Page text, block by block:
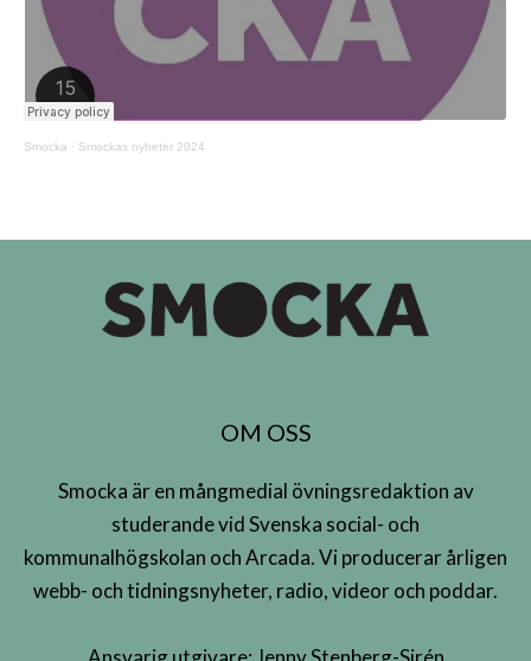
Smocka · Smockas nyheter 2024
OM OSS
Smocka är en mångmedial övningsredaktion av
studerande vid Svenska social- och
kommunalhögskolan och Arcada. Vi producerar årligen
webb- och tidningsnyheter, radio, videor och poddar.